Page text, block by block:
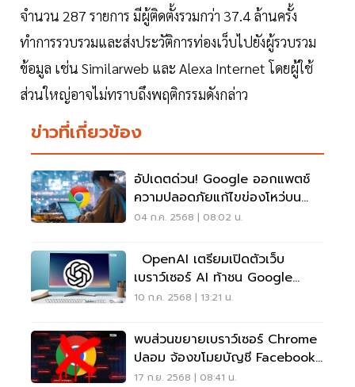
จำนวน 287 รายการ มีผู้ติดตั้งรวมกว่า 37.4 ล้านครั้ง
ทำการรวบรวมและส่งประวัติการท่องเว็บไปยังผู้รวบรวม
ข้อมูล เช่น Similarweb และ Alexa Internet โดยผู้ใช้
ส่วนใหญ่อาจไม่ทราบถึงพฤติกรรมดังกล่าว
ข่าวที่เกี่ยวข้อง
อัปเดตด่วน! Google ออกแพตช์
ความปลอดภัยแก้ไขข่องโหว่บน
Chrome
04 ก.ค. 2568 | 08:02 น.
OpenAI เตรียมเปิดตัวเว็บ
เบราว์เซอร์ AI ท้าชน Google
Chrome
10 ก.ค. 2568 | 13:21 น.
พบส่วนขยายเบราว์เซอร์ Chrome
ปลอม จ้องขโมยบัญชี Facebook-
Instagram
17 ก.ย. 2568 | 08:41 น.